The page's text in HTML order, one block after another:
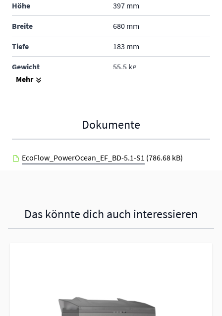
Höhe 397 mm
Breite 680 mm
Tiefe 183 mm
Gewicht 55.5 kg
15 Jahre
Hersteller EcoFlow
Mehr
Dokumente
EcoFlow_PowerOcean_EF_BD-5.1-S1 (786.68 kB)
Das könnte dich auch interessieren